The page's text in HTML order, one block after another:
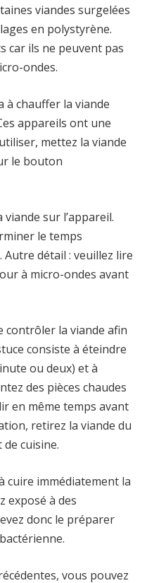
viandes surgelées
en polystyrène.
car ils ne peuvent pas
ondes.
à chauffer la viande
appareils ont une
mettez la viande
le bouton
sur l’appareil.
le temps
Autre détail : veuillez lire
à micro-ondes avant
contrôler la viande afin
consiste à éteindre
ou deux) et à
des pièces chaudes
en même temps avant
retirez la viande du
de cuisine.
cuire immédiatement la
exposé à des
donc le préparer
vous pouvez